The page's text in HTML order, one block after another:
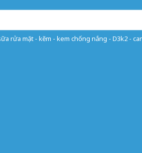
rửa mặt - kẽm - kem chống nắng - D3k2 -